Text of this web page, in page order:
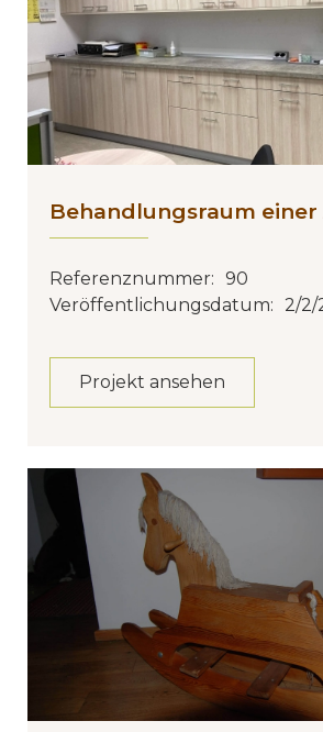
Behandlungsraum
Referenznummer: 90
Veröffentlichungsdatum: 2/2/
Projekt ansehen